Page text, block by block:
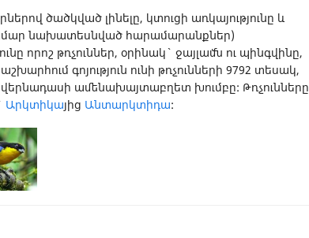
ծածկված լինելը, կտուցի առկայությունը և
նախատեսնված հարամարանքներ)
որոշ թռչուններ, օրինակ` ջայլամն ու պինգվինը,
աշխարհում գոյություն ունի թռչունների 9792 տեսակ,
ամենախայտաբղետ խումբը: Թռչունները
Արկտիկայից Անտարկտիդա: